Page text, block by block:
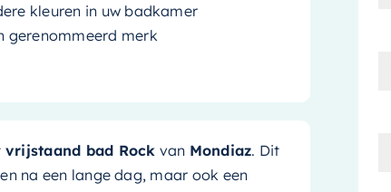
kleuren in uw badkamer
gerenommeerd merk
vrijstaand bad Rock van Mondiaz. Dit
na een lange dag, maar ook een